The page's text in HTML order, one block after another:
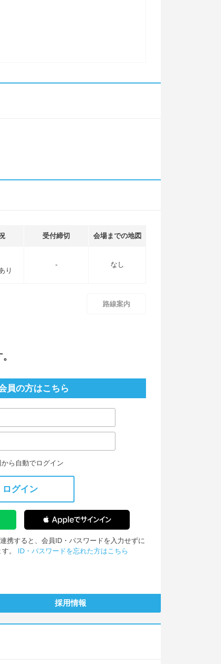
受付締切 会場までの地図
り
- なし
路線案内
員の方はこちら
ら自動でログイン
ログイン
携すると、会員ID・パスワードを入力せずに
。 ID・パスワードを忘れた方はこちら
採用情報